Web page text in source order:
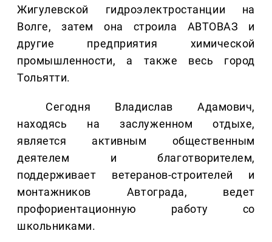
Жигулевской гидроэлектростанции на
Волге, затем она строила АВТОВАЗ и
другие предприятия химической
промышленности, а также весь город
Тольятти.
Сегодня Владислав Адамович,
находясь на заслуженном отдыхе,
является активным общественным
деятелем и благотворителем,
поддерживает ветеранов-строителей и
монтажников Автограда, ведет
профориентационную работу со
школьниками.